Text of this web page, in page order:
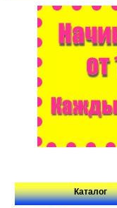
Каталог